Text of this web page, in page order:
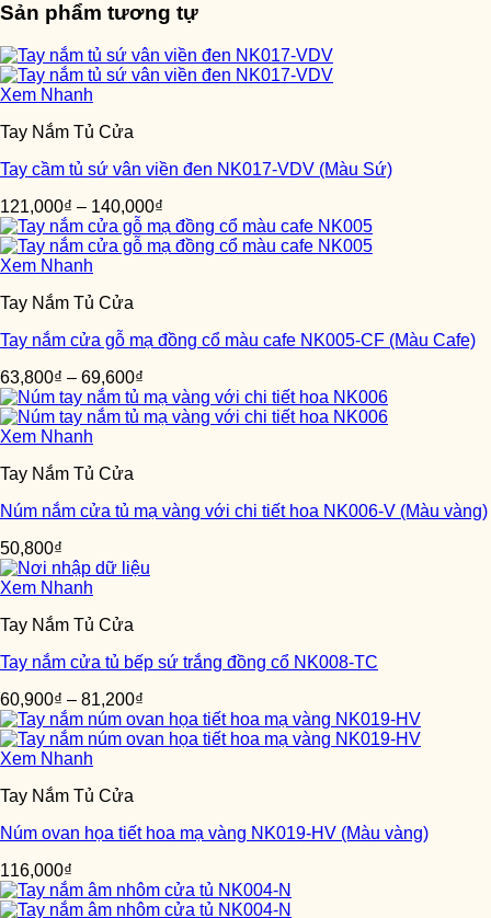
Sản phẩm tương tự
Xem Nhanh
Tay Nắm Tủ Cửa
Tay cầm tủ sứ vân viền đen NK017-VDV (Màu Sứ)
121,000₫ – 140,000₫
Xem Nhanh
Tay Nắm Tủ Cửa
Tay nắm cửa gỗ mạ đồng cổ màu cafe NK005-CF (Màu Cafe)
63,800₫ – 69,600₫
Xem Nhanh
Tay Nắm Tủ Cửa
Núm nắm cửa tủ mạ vàng với chi tiết hoa NK006-V (Màu vàng)
50,800₫
Xem Nhanh
Tay Nắm Tủ Cửa
Tay nắm cửa tủ bếp sứ trắng đồng cổ NK008-TC
60,900₫ – 81,200₫
Xem Nhanh
Tay Nắm Tủ Cửa
Núm ovan họa tiết hoa mạ vàng NK019-HV (Màu vàng)
116,000₫